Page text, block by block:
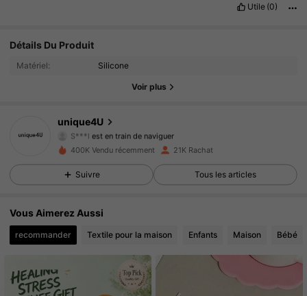
Utile (0)
Détails Du Produit
Matériel: Silicone
Voir plus
unique4U
4.63 2.6K Suiveurs
S***l est en train de naviguer
4.63
2.6K Suiveurs
4.63 2.6K Suiveurs
2.6K Suiveurs
400K Vendu récemment 21K Rachat
Suivre Tous les articles
Vous Aimerez Aussi
recommander Textile pour la maison Enfants Maison Bébé